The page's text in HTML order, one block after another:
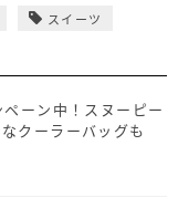
スイーツ
ーン中！スヌーピー
クーラーバッグも